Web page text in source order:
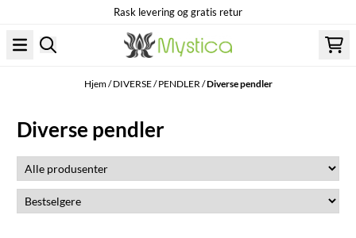
Rask levering og gratis retur
Hjem/DIVERSE/PENDLER /Diverse pendler
Diverse pendler